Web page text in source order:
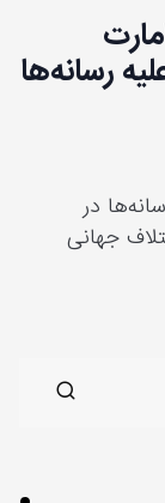
رسانه‌ها
در
جهانی